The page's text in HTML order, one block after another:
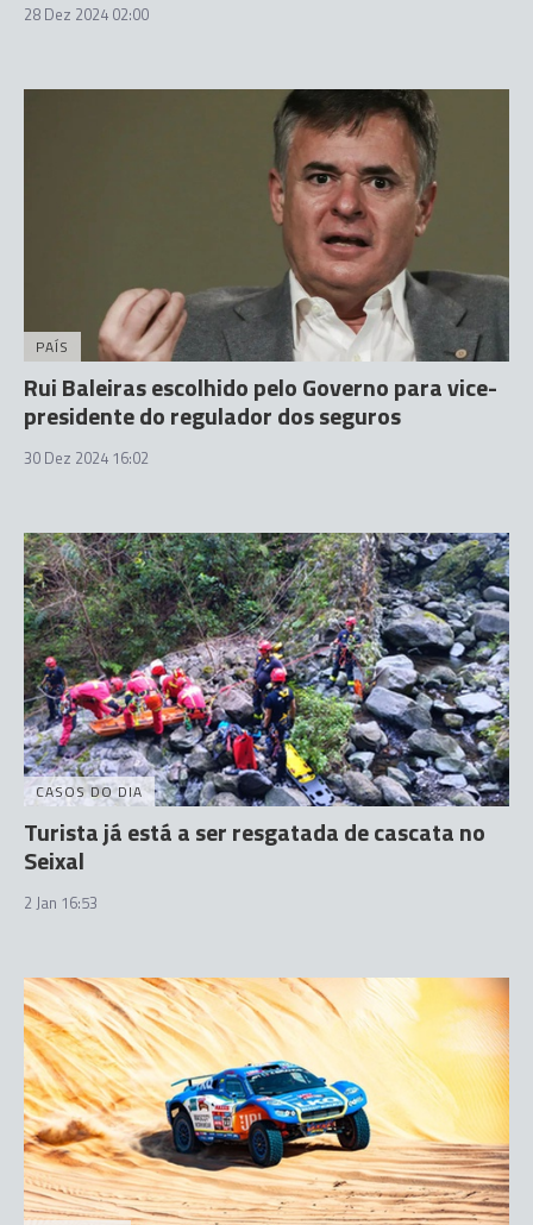
28 Dez 2024 02:00
PAÍS
Rui Baleiras escolhido pelo Governo para vice-
presidente do regulador dos seguros
30 Dez 2024 16:02
CASOS DO DIA
Turista já está a ser resgatada de cascata no
Seixal
2 Jan 16:53